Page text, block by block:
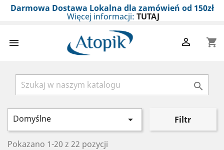
Darmowa Dostawa Lokalna dla zamówień od 150zł
Więcej informacji: TUTAJ
  shopping_cart

Domyślne  Filtr
Pokazano 1-20 z 22 pozycji